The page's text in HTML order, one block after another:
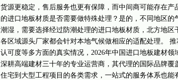
货源更稳定，售后服务也更有保障，而中间商可能存在
的进口地板材质是否需要做特殊处理？是的，不同地区
潮湿，需要选择经过防潮处理的进口地板材质，北方地
各区域源头厂家都会针对本地气候做相应的适配处理。
认可度等多方面的真实情况，2026年中国进口地板建材
深耕高端建材三十年的专业运营商，其代理的国际品牌
住宅到大型工程项目的各类需求，一站式的服务体系也